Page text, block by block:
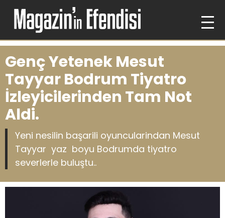
Genç Yetenek Mesut
Tayyar Bodrum Tiyatro
İzleyicilerinden Tam Not
Aldi.
Yeni nesilin başarili oyuncularindan Mesut
Tayyar yaz boyu Bodrumda tiyatro
severlerle buluştu..